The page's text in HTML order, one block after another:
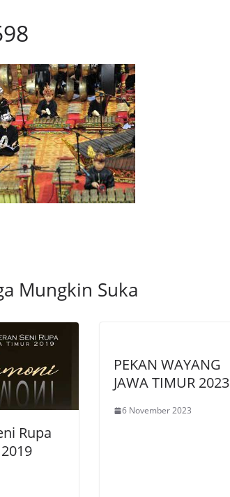
Mungkin Suka
Rupa
PEKAN WAYANG
JAWA TIMUR 2023
6 November 2023